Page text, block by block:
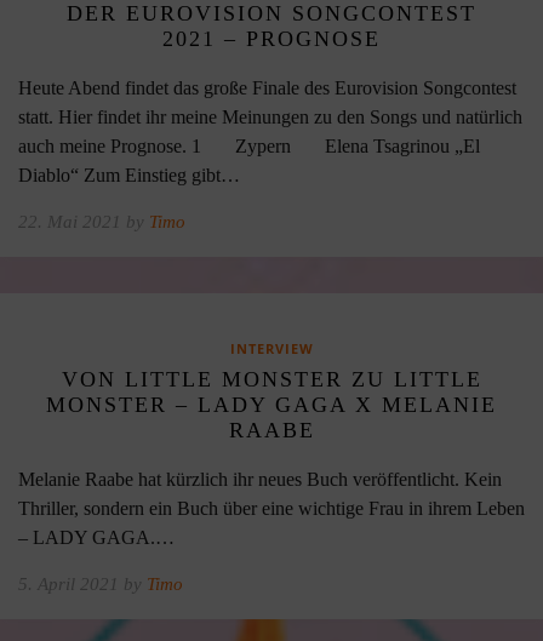
DER EUROVISION SONGCONTEST
2021 – PROGNOSE
Heute Abend findet das große Finale des Eurovision Songcontest
statt. Hier findet ihr meine Meinungen zu den Songs und natürlich
auch meine Prognose. 1 Zypern Elena Tsagrinou „El
Diablo“ Zum Einstieg gibt…
22. Mai 2021 by Timo
INTERVIEW
VON LITTLE MONSTER ZU LITTLE
MONSTER – LADY GAGA X MELANIE
RAABE
Melanie Raabe hat kürzlich ihr neues Buch veröffentlicht. Kein
Thriller, sondern ein Buch über eine wichtige Frau in ihrem Leben
– LADY GAGA.…
5. April 2021 by Timo